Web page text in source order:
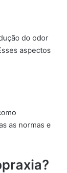
do odor
aspectos
as normas e